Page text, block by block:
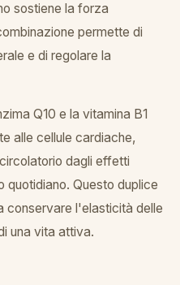
sostiene la forza
permette di
e di regolare la
Q10 e la vitamina B1
alle cellule cardiache,
dagli effetti
quotidiano. Questo duplice
conservare l'elasticità delle
una vita attiva.